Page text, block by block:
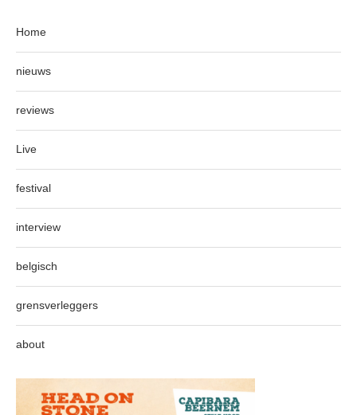
Home
nieuws
reviews
Live
festival
interview
belgisch
grensverleggers
about